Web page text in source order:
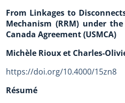
From Linkages to
Mechanism (RRM) under
Canada Agreement (USMCA)
Michèle Rioux et Charles-
https://doi.org/10.4000/15zn8
Résumé